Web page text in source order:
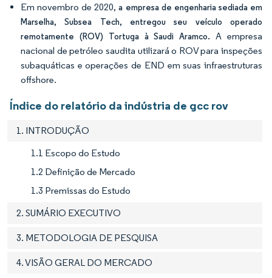
Em novembro de 2020,a empresa de engenharia sediada em
Marselha, Subsea Tech, entregou seu veículo operado
remotamente (ROV) Tortuga à Saudi Aramco. A empresa
nacional de petróleo saudita utilizará o ROV para inspeções
subaquáticas e operações de END em suas infraestruturas
offshore.
Índice do relatório da indústria de gcc rov
1. INTRODUÇÃO
1.1 Escopo do Estudo
1.2 Definição de Mercado
1.3 Premissas do Estudo
2. SUMÁRIO EXECUTIVO
3. METODOLOGIA DE PESQUISA
4. VISÃO GERAL DO MERCADO